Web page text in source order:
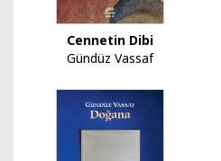
Cennetin Dibi
Gündüz Vassaf